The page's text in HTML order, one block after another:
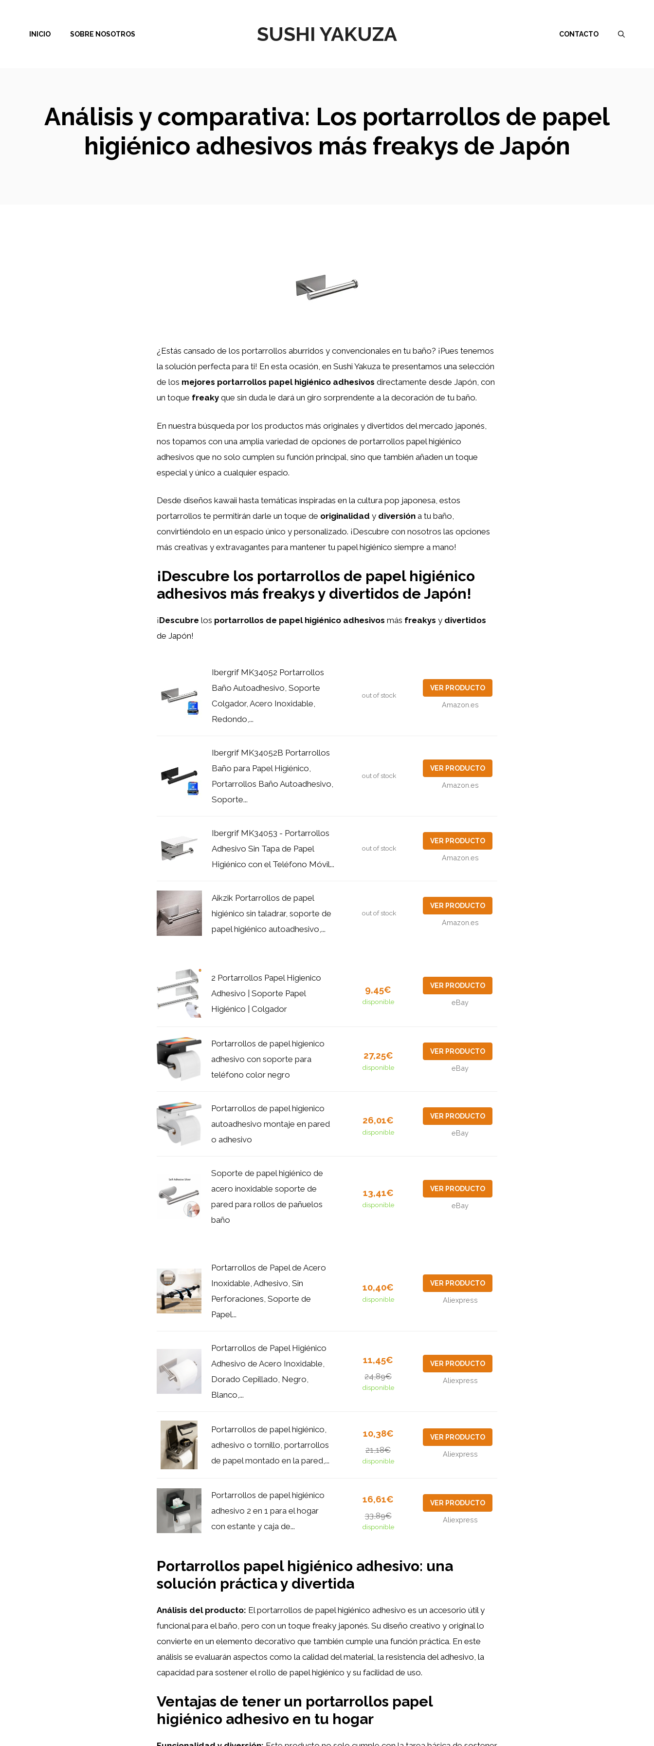
contenido
SUSHI YAKUZA
INICIO SOBRE NOSOTROS CONTACTO
Análisis y comparativa: Los portarrollos de papel
higiénico adhesivos más freakys de Japón
¿Estás cansado de los portarrollos aburridos y convencionales en tu baño? ¡Pues tenemos
la solución perfecta para ti! En esta ocasión, en Sushi Yakuza te presentamos una selección
de los mejores portarrollos papel higiénico adhesivos directamente desde Japón, con
un toque freaky que sin duda le dará un giro sorprendente a la decoración de tu baño.
En nuestra búsqueda por los productos más originales y divertidos del mercado japonés,
nos topamos con una amplia variedad de opciones de portarrollos papel higiénico
adhesivos que no solo cumplen su función principal, sino que también añaden un toque
especial y único a cualquier espacio.
Desde diseños kawaii hasta temáticas inspiradas en la cultura pop japonesa, estos
portarrollos te permitirán darle un toque de originalidad y diversión a tu baño,
convirtiéndolo en un espacio único y personalizado. ¡Descubre con nosotros las opciones
más creativas y extravagantes para mantener tu papel higiénico siempre a mano!
¡Descubre los portarrollos de papel higiénico
adhesivos más freakys y divertidos de Japón!
¡Descubre los portarrollos de papel higiénico adhesivos más freakys y divertidos
de Japón!
Ibergrif MK34052 Portarrollos
Baño Autoadhesivo, Soporte
Colgador, Acero Inoxidable,
Redondo,...
out of stock
VER PRODUCTO
Amazon.es
Ibergrif MK34052B Portarrollos
Baño para Papel Higiénico,
Portarrollos Baño Autoadhesivo,
Soporte...
out of stock
VER PRODUCTO
Amazon.es
Ibergrif MK34053 - Portarrollos
Adhesivo Sin Tapa de Papel
Higiénico con el Teléfono Móvil...
out of stock
VER PRODUCTO
Amazon.es
Aikzik Portarrollos de papel
higiénico sin taladrar, soporte de
papel higiénico autoadhesivo,...
out of stock
VER PRODUCTO
Amazon.es
2 Portarrollos Papel Higienico
Adhesivo | Soporte Papel
Higiénico | Colgador
9,45€
disponible
VER PRODUCTO
eBay
Portarrollos de papel higienico
adhesivo con soporte para
teléfono color negro
27,25€
disponible
VER PRODUCTO
eBay
Portarrollos de papel higienico
autoadhesivo montaje en pared
o adhesivo
26,01€
disponible
VER PRODUCTO
eBay
Soporte de papel higiénico de
acero inoxidable soporte de
pared para rollos de pañuelos
baño
13,41€
disponible
VER PRODUCTO
eBay
Portarrollos de Papel de Acero
Inoxidable, Adhesivo, Sin
Perforaciones, Soporte de
Papel...
10,40€
disponible
VER PRODUCTO
Aliexpress
Portarrollos de Papel Higiénico
Adhesivo de Acero Inoxidable,
Dorado Cepillado, Negro,
Blanco,...
11,45€
24,89€
disponible
VER PRODUCTO
Aliexpress
Portarrollos de papel higiénico,
adhesivo o tornillo, portarrollos
de papel montado en la pared,...
10,38€
21,18€
disponible
VER PRODUCTO
Aliexpress
Portarrollos de papel higiénico
adhesivo 2 en 1 para el hogar
con estante y caja de...
16,61€
33,89€
disponible
VER PRODUCTO
Aliexpress
Portarrollos papel higiénico adhesivo: una
solución práctica y divertida
Análisis del producto: El portarrollos de papel higiénico adhesivo es un accesorio útil y
funcional para el baño, pero con un toque freaky japonés. Su diseño creativo y original lo
convierte en un elemento decorativo que también cumple una función práctica. En este
análisis se evaluarán aspectos como la calidad del material, la resistencia del adhesivo, la
capacidad para sostener el rollo de papel higiénico y su facilidad de uso.
Ventajas de tener un portarrollos papel
higiénico adhesivo en tu hogar